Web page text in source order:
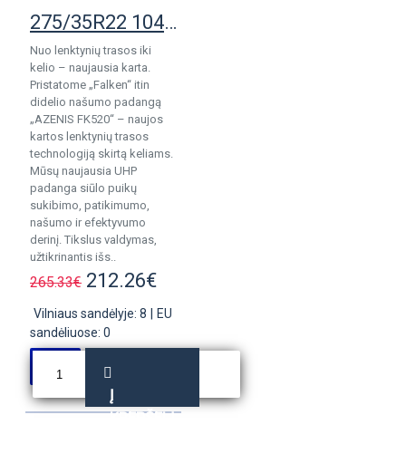
275/35R22 104Y Falken Azenis FK520 pad.
Nuo lenktynių trasos iki
kelio – naujausia karta.
Pristatome „Falken“ itin
didelio našumo padangą
„AZENIS FK520“ – naujos
kartos lenktynių trasos
technologiją skirtą keliams.
Mūsų naujausia UHP
padanga siūlo puikų
sukibimo, patikimumo,
našumo ir efektyvumo
derinį. Tikslus valdymas,
užtikrinantis išs..
265.33€ 212.26€
Vilniaus sandėlyje: 8
EU
sandėliuose: 0
Į
KREPŠELĮ